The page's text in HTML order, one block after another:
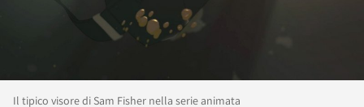
Il tipico visore di Sam Fisher nella serie animata